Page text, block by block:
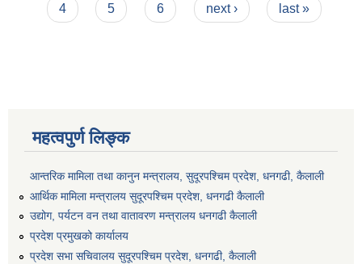
4
5 6 next › last »
महत्वपुर्ण लिङ्क
आन्तरिक मामिला तथा कानुन मन्त्रालय, सुदूरपश्चिम प्रदेश, धनगढी, कैलाली
आर्थिक मामिला मन्त्रालय सुदूरपश्चिम प्रदेश, धनगढी कैलाली
उद्योग, पर्यटन वन तथा वातावरण मन्त्रालय धनगढी कैलाली
प्रदेश प्रमुखको कार्यालय
प्रदेश सभा सचिवालय सुदूरपश्‍चिम प्रदेश, धनगढी, कैलाली